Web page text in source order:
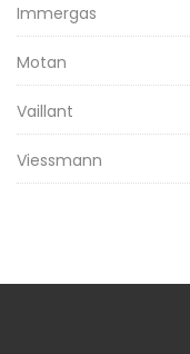
Immergas
Motan
Vaillant
Viessmann